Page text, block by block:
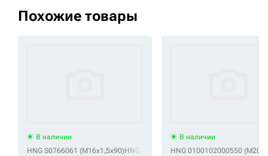
Похожие товары
В наличии
HNG S0766061 (M16x1,5x90)HNG S0766066HNG S0766066
В наличии
HNG 0100102000550